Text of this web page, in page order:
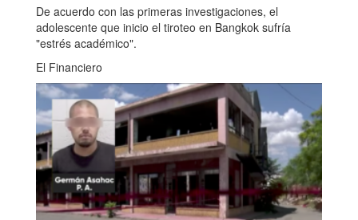
De acuerdo con las primeras investigaciones, el
adolescente que inicio el tiroteo en Bangkok sufría
"estrés académico".
El Financiero